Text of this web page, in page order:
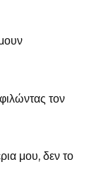
τον
μου, δεν το